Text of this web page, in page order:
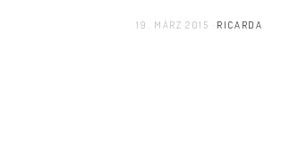
19. MÄRZ 2015 RICARDA